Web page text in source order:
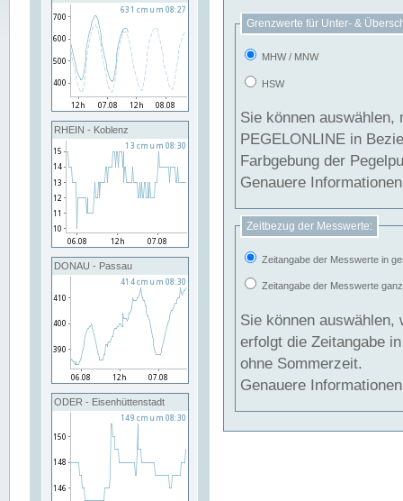
RHEIN - Koblenz
DONAU - Passau
ODER - Eisenhüttenstadt
Grenzwerte für Unter- &
MHW / MNW
HSW
Sie können
PEGELONLINE in Beziehung
Farbgebung der
Genauere
Zeitbezug der Messwerte:
Zeitangabe der Messwerte in
Zeitangabe der Messwerte
Sie können auswählen,
erfolgt die Zeitangabe
ohne Sommerzeit.
Genauere